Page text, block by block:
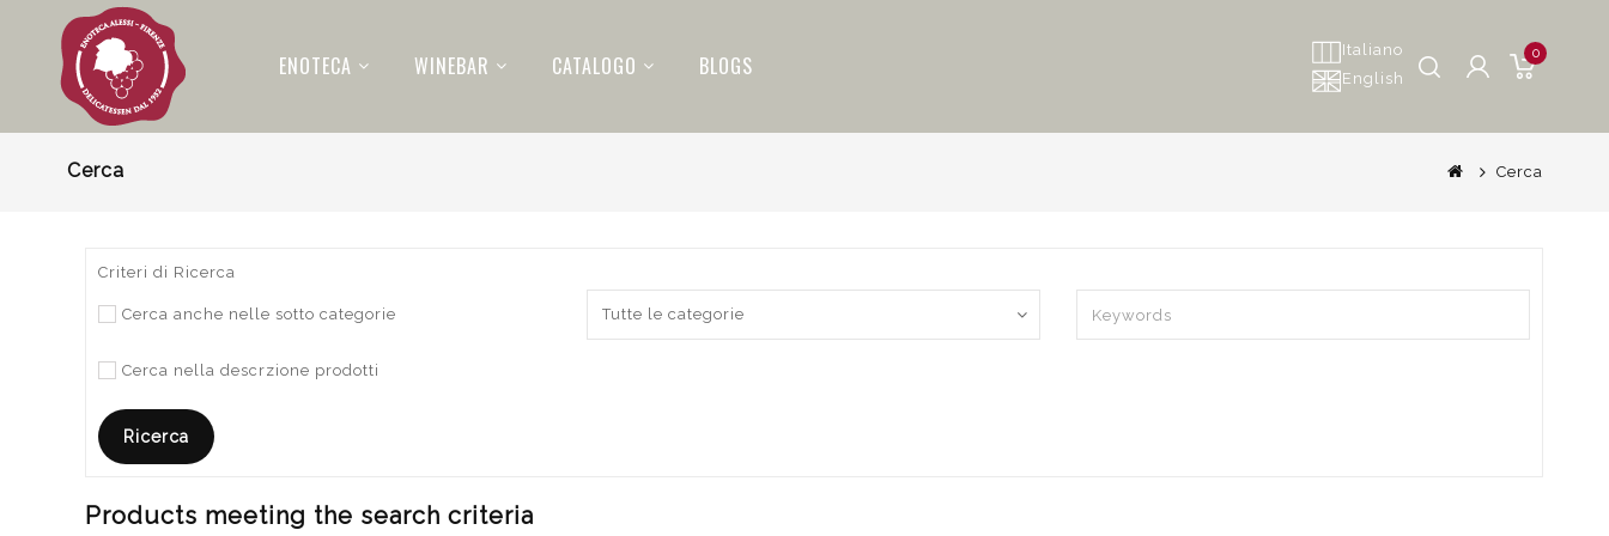
ENOTECA WINEBAR CATALOGO BLOGS
Italiano
English
0
Cerca Cerca
Criteri di Ricerca
Cerca anche nelle sotto categorie
Cerca nella descrzione prodotti
Products meeting the search criteria